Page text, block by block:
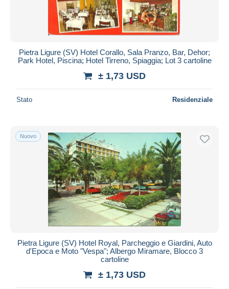
Pietra Ligure (SV) Hotel Corallo, Sala Pranzo, Bar, Dehor;
Park Hotel, Piscina; Hotel Tirreno, Spiaggia; Lot 3 cartoline
± 1,73 USD
Stato Residenziale
Nuovo
Pietra Ligure (SV) Hotel Royal, Parcheggio e Giardini, Auto
d'Epoca e Moto "Vespa"; Albergo Miramare, Blocco 3
cartoline
± 1,73 USD